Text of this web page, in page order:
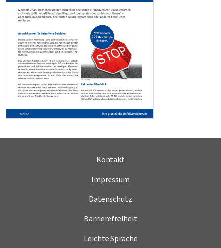
Kontakt
Impressum
Datenschutz
Barrierefreiheit
Leichte Sprache